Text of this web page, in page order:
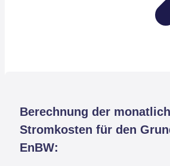
Berechnung der
Stromkosten für den
EnBW: